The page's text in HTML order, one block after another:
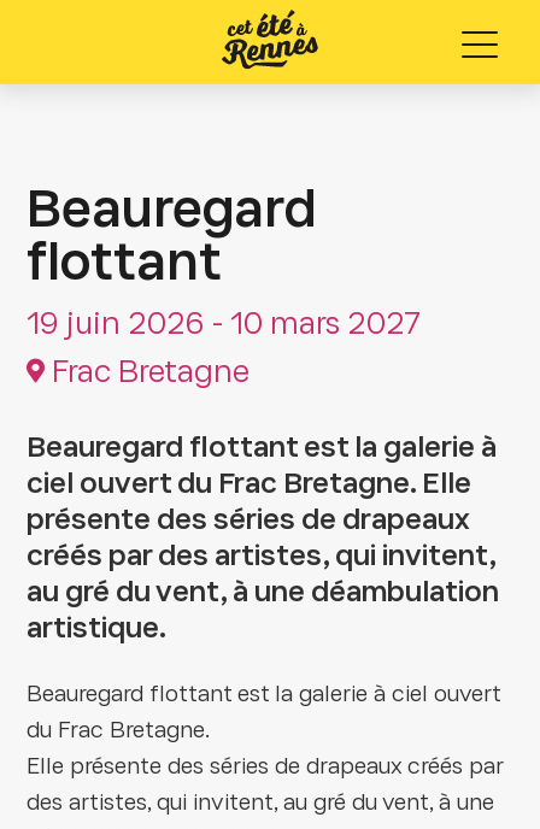
Menu
Beauregard
flottant
19 juin 2026 - 10 mars 2027
Frac Bretagne
Beauregard flottant est la galerie à
ciel ouvert du Frac Bretagne. Elle
présente des séries de drapeaux
créés par des artistes, qui invitent,
au gré du vent, à une déambulation
artistique.
Beauregard flottant est la galerie à ciel ouvert
du Frac Bretagne.
Elle présente des séries de drapeaux créés par
des artistes, qui invitent, au gré du vent, à une